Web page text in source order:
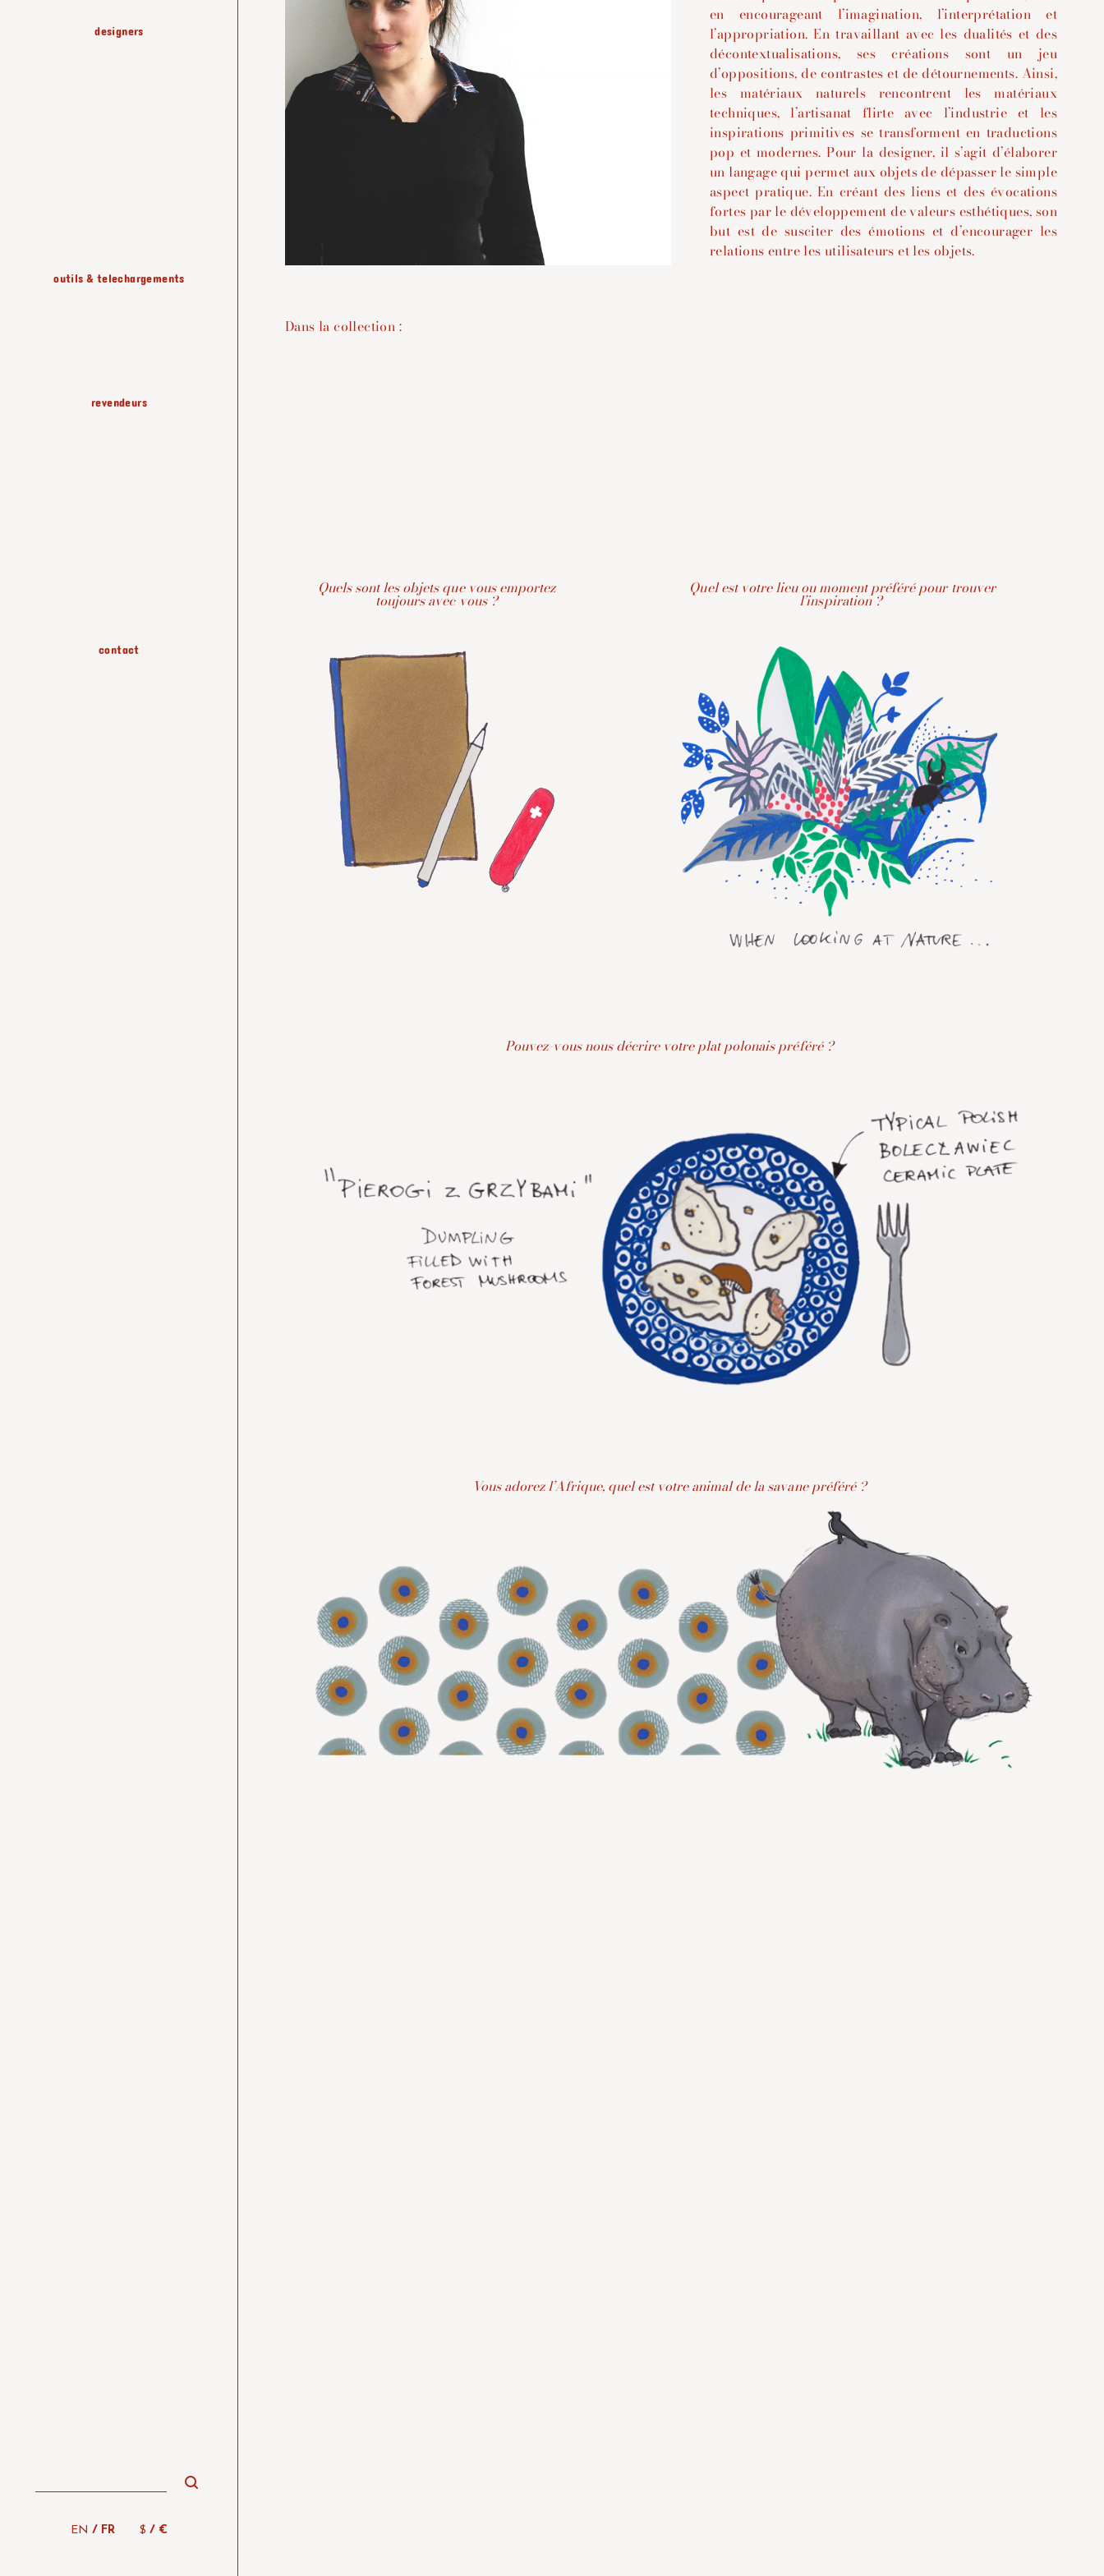
designers
outils & telechargements
revendeurs
contact
EN / FR $ / €
fabrication & savoir-faire
tables basses
luminaires
papiers peints
lussas
Dans la collection :
en encourageant l’imagination, l’interprétation et
l’appropriation. En travaillant avec les dualités et des
décontextualisations, ses créations sont un jeu
d’oppositions, de contrastes et de détournements. Ainsi,
les matériaux naturels rencontrent les matériaux
techniques, l’artisanat flirte avec l’industrie et les
inspirations primitives se transforment en traductions
pop et modernes. Pour la designer, il s’agit d’élaborer
un langage qui permet aux objets de dépasser le simple
aspect pratique. En créant des liens et des évocations
fortes par le développement de valeurs esthétiques, son
but est de susciter des émotions et d’encourager les
relations entre les utilisateurs et les objets.
Quels sont les objets que vous emportez
toujours avec vous ?
Quel est votre lieu ou moment préféré pour trouver
l’inspiration ?
Pouvez-vous nous décrire votre plat polonais préféré ?
Vous adorez l’Afrique, quel est votre animal de la savane préféré ?